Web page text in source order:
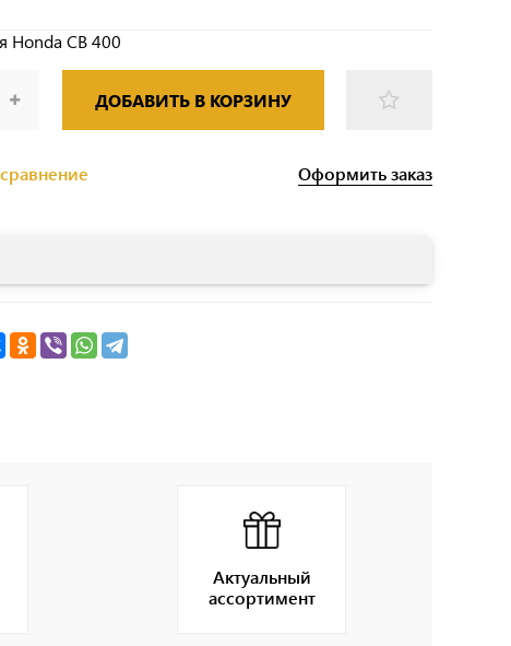
Honda CB 400
ДОБАВИТЬ В КОРЗИНУ
Оформить заказ
Актуальный
ассортимент